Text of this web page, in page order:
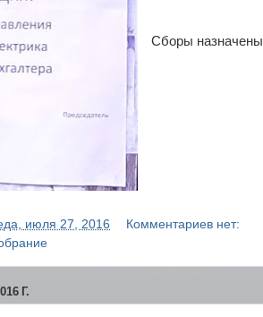
Сборы
июля 27, 2016
Комментариев нет:
Г.